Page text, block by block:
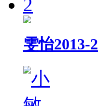
雯怡2013-2